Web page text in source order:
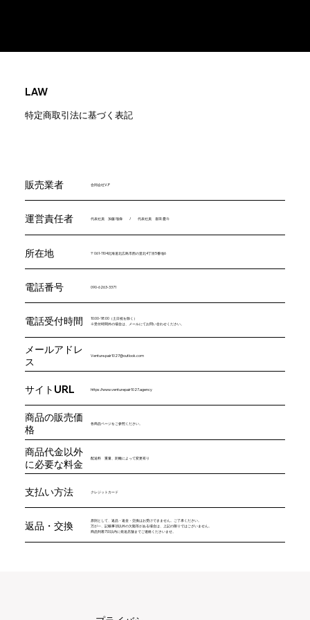
LAW
特定商取引法に基づく表記
合同会社V.P
​販売業者
代表社員 加藤 瑠偉 / 代表社員 喜田 憂斗
​運営責任者
〒061-1104北海道北広島市西の里北4丁目5番地6
​所在地
090-6263-3371
電話番号
10:00-18:00（土日祝を除く）
※受付時間外の場合は、メールにてお問い合わせください。
電話受付時間
Venture.pair1027@outlook.com
メールアドレ
ス
https://www.venturepair1027.agency
サイトURL
各商品ページをご参照ください。
商品の販売価
格
配送料 重量、距離によって変更有り
商品代金以外
に必要な料金
クレジットカード
支払い方法
原則として、返品・返金・交換はお受けできません。ご了承ください。
万が一、記載事項以外の欠陥等がある場合は、上記の限りではございません。
商品到着7日以内に発送店舗までご連絡くださいませ。
返品・交換